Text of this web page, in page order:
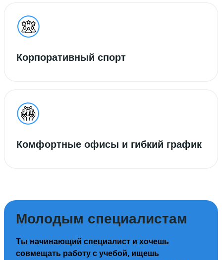
Корпоративный спорт
Комфортные офисы и гибкий график
Молодым специалистам
Ты начинающий специалист и хочешь
совмещать работу с учебой, ищешь